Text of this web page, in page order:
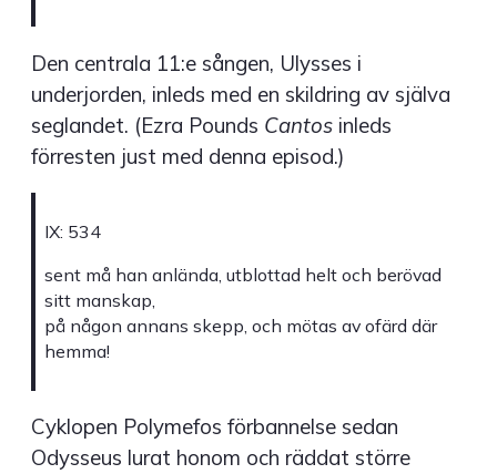
Den centrala 11:e sången, Ulysses i
underjorden, inleds med en skildring av själva
seglandet. (Ezra Pounds Cantos inleds
förresten just med denna episod.)
IX: 534
sent må han anlända, utblottad helt och berövad
sitt manskap,
på någon annans skepp, och mötas av ofärd där
hemma!
Cyklopen Polymefos förbannelse sedan
Odysseus lurat honom och räddat större